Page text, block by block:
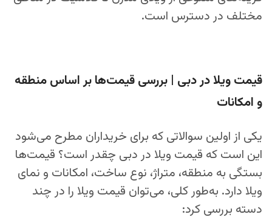
مختلف در دسترس است.
قیمت ویلا در دبی | بررسی قیمت‌ها بر اساس منطقه
و امکانات
یکی از اولین سوالاتی که برای خریداران مطرح می‌شود
این است که قیمت ویلا در دبی چقدر است؟ قیمت‌ها
بستگی به منطقه، متراژ، نوع ساخت، امکانات و نمای
ویلا دارد. به‌طور کلی، می‌توان قیمت ویلا را در چند
دسته بررسی کرد: